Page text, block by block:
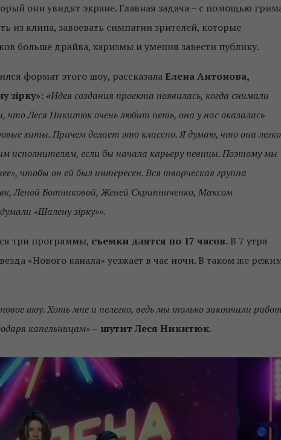
они увидят экране. Главная задача – с помощью
из клипа, завоевать симпатии зрителей, которые
больше драйва, харизмы и умения завести публику.
формат этого шоу, рассказала Елена Антонова,
зірку»: «Идея создания проекта появилась, когда снимали
что Леся Никитюк очень любит петь, она у нас оказалась
хиты. Причем делает это классно. Я думаю, что она легко
исполнителям, если бы начала карьеру певицы. Поэтому мы
чтобы он ей был интересен. Вся творческая группа
Леной Ботниковой, Женей Скрипниченко, Максом
«Шалену зірку»».
три программы, съемки длятся по 17 часов. В 7 утра
«Нового канала» уезжает в час ночи. В таком же
шоу. Хоть мне и нелегко, ведь мы только закончили
капельницам»– шутит Леся Никитюк.